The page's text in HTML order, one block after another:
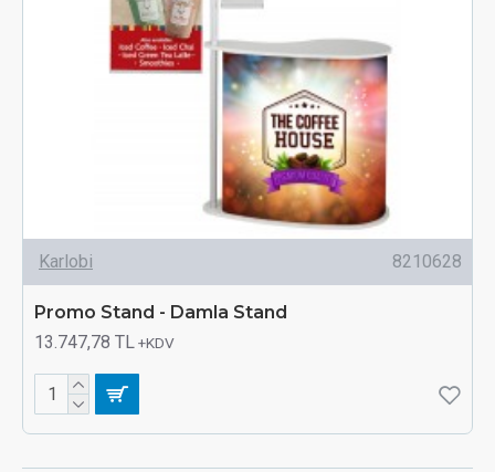
Karlobi 8210628
Promo Stand - Damla Stand
13.747,78 TL+KDV